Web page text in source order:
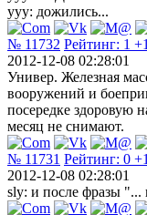
yyy: дожились...
№ 11732 Рейтинг: 1 +1
2012-12-08 02:28:01
Универ. Железная
вооружений и
посередке здоровую
месяц не снимают.
№ 11731 Рейтинг: 0 +1
2012-12-08 02:28:01
sly: и после фразы "...